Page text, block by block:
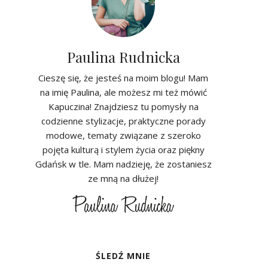
Paulina Rudnicka
Cieszę się, że jesteś na moim blogu! Mam
na imię Paulina, ale możesz mi też mówić
Kapuczina! Znajdziesz tu pomysły na
codzienne stylizacje, praktyczne porady
modowe, tematy związane z szeroko
pojęta kulturą i stylem życia oraz piękny
Gdańsk w tle. Mam nadzieję, że zostaniesz
ze mną na dłużej!
ŚLEDŹ MNIE